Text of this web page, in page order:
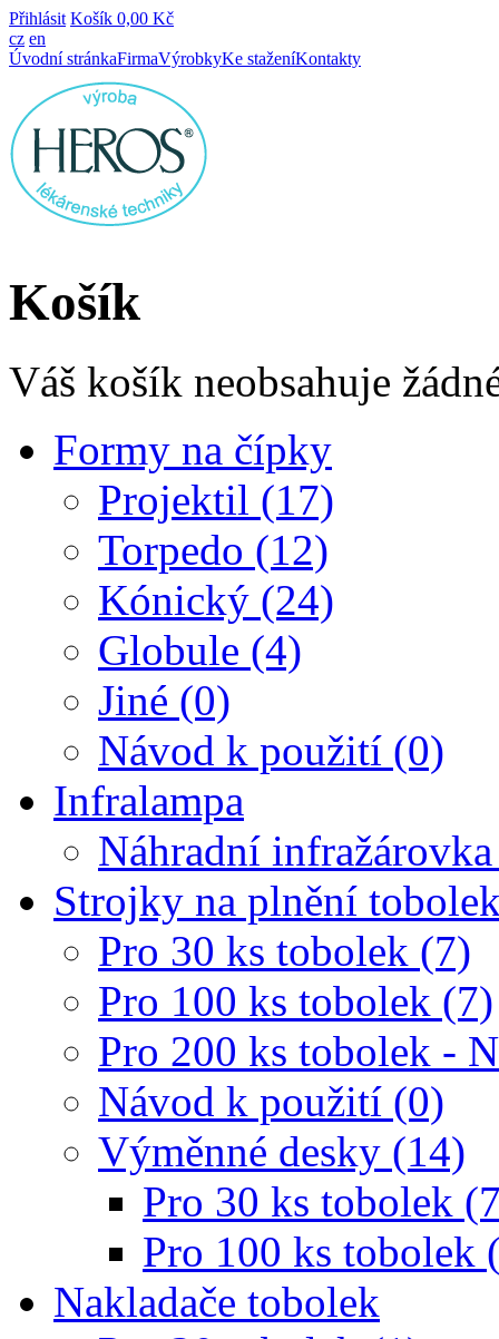
Přihlásit Košík 0,00 Kč
cz en
Úvodní stránkaFirmaVýrobkyKe staženíKontakty
Košík
Váš košík neobsahuje
Formy na čípky
Projektil (17)
Torpedo (12)
Kónický (24)
Globule (4)
Jiné (0)
Návod k použití (0)
Infralampa
Náhradní
Strojky na plnění
Pro 30 ks tobolek (7)
Pro 100 ks tobolek (7)
Pro 200 ks tobolek -
Návod k použití (0)
Výměnné desky (14)
Pro 30 ks tobolek
Pro 100 ks tobolek
Nakladače tobolek